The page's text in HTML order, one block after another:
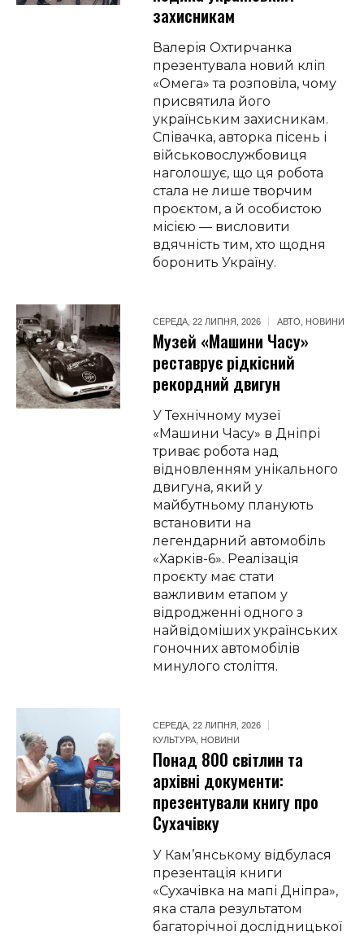
захисникам
Валерія Охтирчанка
презентувала новий кліп
«Омега» та розповіла, чому
присвятила його
українським захисникам.
Співачка, авторка пісень і
військовослужбовиця
наголошує, що ця робота
стала не лише творчим
проєктом, а й особистою
місією — висловити
вдячність тим, хто щодня
боронить Україну.
СЕРЕДА, 22 ЛИПНЯ, 2026 АВТО НОВИНИ
Музей «Машини Часу»
реставрує рідкісний
рекордний двигун
У Технічному музеї
«Машини Часу» в Дніпрі
триває робота над
відновленням унікального
двигуна, який у
майбутньому планують
встановити на
легендарний автомобіль
«Харків-6». Реалізація
проєкту має стати
важливим етапом у
відродженні одного з
найвідоміших українських
гоночних автомобілів
минулого століття.
СЕРЕДА, 22 ЛИПНЯ, 2026
КУЛЬТУРА НОВИНИ
Понад 800 світлин та
архівні документи:
презентували книгу про
Сухачівку
У Кам’янському відбулася
презентація книги
«Сухачівка на мапі Дніпра»,
яка стала результатом
багаторічної дослідницької